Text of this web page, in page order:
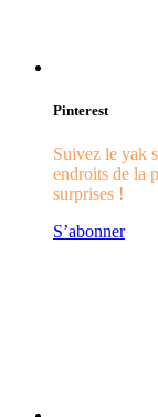
Pinterest
Suivez le yak
endroits de la
surprises !
S’abonner